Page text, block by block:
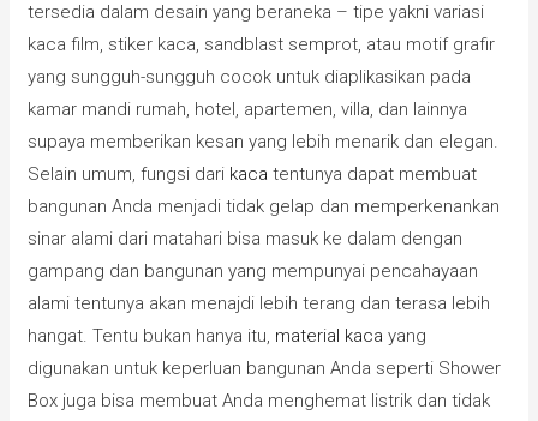
tersedia dalam desain yang beraneka – tipe yakni variasi
kaca film, stiker kaca, sandblast semprot, atau motif grafir
yang sungguh-sungguh cocok untuk diaplikasikan pada
kamar mandi rumah, hotel, apartemen, villa, dan lainnya
supaya memberikan kesan yang lebih menarik dan elegan.
Selain umum, fungsi dari kaca tentunya dapat membuat
bangunan Anda menjadi tidak gelap dan memperkenankan
sinar alami dari matahari bisa masuk ke dalam dengan
gampang dan bangunan yang mempunyai pencahayaan
alami tentunya akan menajdi lebih terang dan terasa lebih
hangat. Tentu bukan hanya itu, material kaca yang
digunakan untuk keperluan bangunan Anda seperti Shower
Box juga bisa membuat Anda menghemat listrik dan tidak